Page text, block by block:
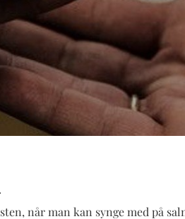
når man kan synge med på